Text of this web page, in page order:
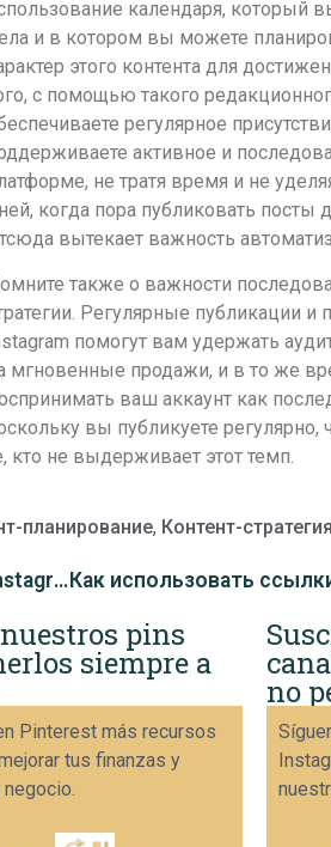
календаря, который
и в котором вы можете
этого контента для
с помощью такого
регулярное
активное и
не тратя время и не
когда пора публиковать посты
вытекает важность
также о важности
Регулярные публикации и
помогут вам удержать
мгновенные продажи, и в то же
ваш аккаунт как
вы публикуете
кто не выдерживает этот темп.
планирование, Контент-стратегия
Как взаимодействовать с подписчиками на Instagram, чтобы увеличить продажи
pins
siempre a
Pinterest más recursos
tus finanzas y
no